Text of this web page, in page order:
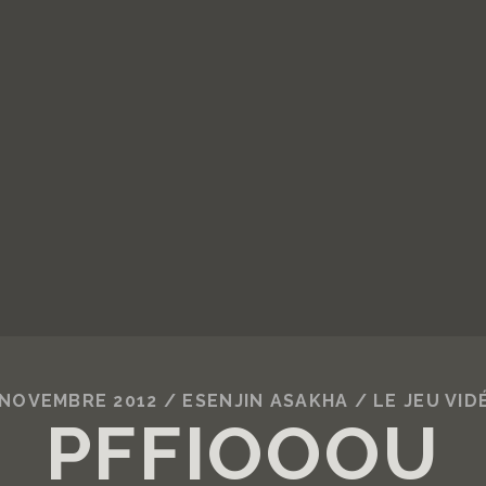
2012 / ESENJIN ASAKHA / LE JEU
PFFIOOOU